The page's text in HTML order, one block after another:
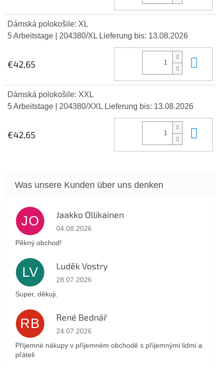
Dámská polokošile: XL
5 Arbeitstage
| 204380/XL Lieferung bis: 13.08.2026
€42,65
Dámská polokošile: XXL
5 Arbeitstage
| 204380/XXL Lieferung bis: 13.08.2026
€42,65
JO Jaakko Ollikainen
Die Shop-Bewertung beträgt 5 von 5 Sternen.
04.08.2026
Pěkný obchod!
LV Luděk Vostry
Die Shop-Bewertung beträgt 5 von 5 Sternen.
28.07.2026
Super, děkuji.
RB René Bednář
Die Shop-Bewertung beträgt 5 von 5 Sternen.
24.07.2026
Příjemné nákupy v příjemném obchodě s příjemnými lidmi a
přáteli